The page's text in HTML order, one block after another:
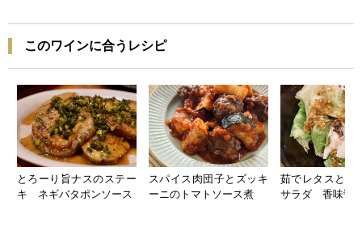
このワインに合うレシピ
とろーり旨ナスのステー
キ ネギバタポンソース
スパイス肉団子とズッキ
ーニのトマトソース煮
茹でレタスと豚
サラダ 香味醤